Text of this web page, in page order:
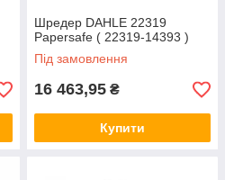
Шредер DAHLE 22319
Papersafe ( 22319-14393 )
Під замовлення
16 463,95 ₴
Купити